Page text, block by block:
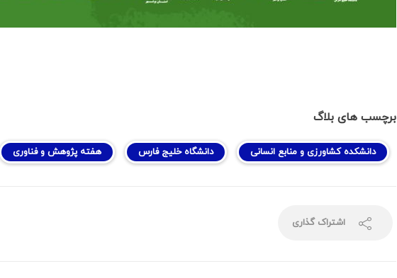
برچسب های بلاگ
دانشکده کشاورزی و منابع انسانی دانشگاه خلیج فارس هفته پژوهش و فناوری
اشتراک گذاری